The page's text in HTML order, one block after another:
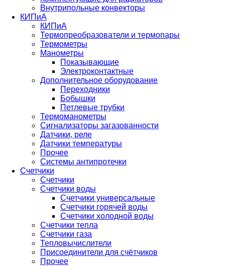
Внутрипольные конвекторы
КИПиА
КИПиА
Термопреобразователи и термопары
Термометры
Манометры
Показывающие
Электроконтактные
Дополнительное оборудование
Переходники
Бобышки
Петлевые трубки
Термоманометры
Сигнализаторы загазованности
Датчики, реле
Датчики температуры
Прочее
Системы антипротечки
Счетчики
Счетчики
Счетчики воды
Счетчики универсальные
Счетчики горячей воды
Счетчики холодной воды
Счетчики тепла
Счетчики газа
Тепловычислители
Присоединители для счётчиков
Прочее